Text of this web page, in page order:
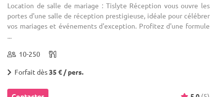
Location de salle de mariage : Tislyte Réception vous ouvre les
portes d'une salle de réception prestigieuse, idéale pour célébrer
vos mariages et événements d'exception. Profitez d'une formule
10-250
Forfait dès35 € / pers.